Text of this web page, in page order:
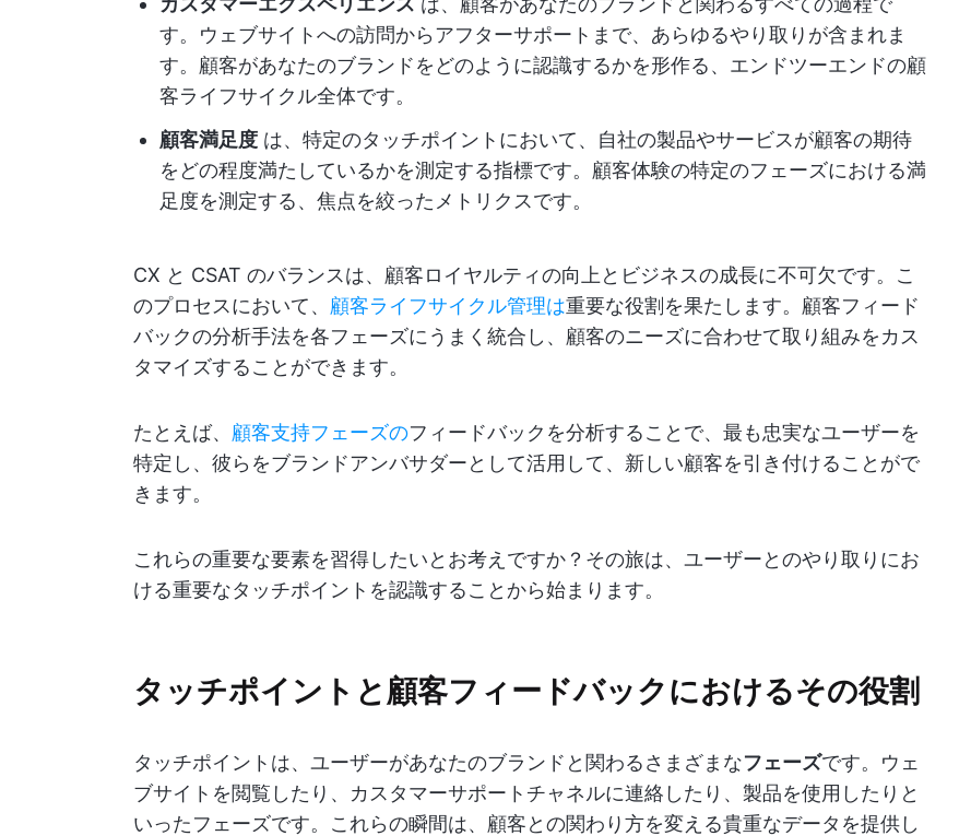
す。ウェブサイトへの訪問からアフターサポートまで、あらゆるやり取りが含まれま
す。顧客があなたのブランドをどのように認識するかを形作る、エンドツーエンドの顧
客ライフサイクル全体です。
顧客満足度 は、特定のタッチポイントにおいて、自社の製品やサービスが顧客の期待
をどの程度満たしているかを測定する指標です。顧客体験の特定のフェーズにおける満
足度を測定する、焦点を絞ったメトリクスです。
CX と CSAT のバランスは、顧客ロイヤルティの向上とビジネスの成長に不可欠です。こ
のプロセスにおいて、 顧客ライフサイクル管理は重要な役割を果たします。顧客フィード
バックの分析手法を各フェーズにうまく統合し、顧客のニーズに合わせて取り組みをカス
タマイズすることができます。
たとえば、 顧客支持フェーズのフィードバックを分析することで、最も忠実なユーザーを
特定し、彼らをブランドアンバサダーとして活用して、新しい顧客を引き付けることがで
きます。
これらの重要な要素を習得したいとお考えですか？その旅は、ユーザーとのやり取りにお
ける重要なタッチポイントを認識することから始まります。
タッチポイントと顧客フィードバックにおけるその役割
タッチポイントは、ユーザーがあなたのブランドと関わるさまざまなフェーズです。ウェ
ブサイトを閲覧したり、カスタマーサポートチャネルに連絡したり、製品を使用したりと
いったフェーズです。これらの瞬間は、顧客との関わり方を変える貴重なデータを提供し